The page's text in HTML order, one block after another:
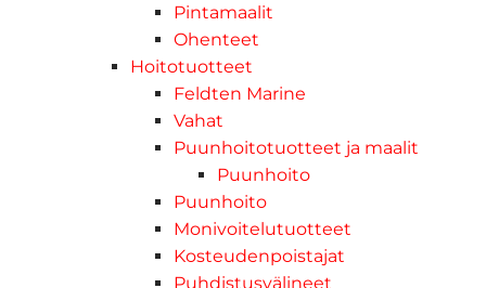
Pintamaalit
Ohenteet
Hoitotuotteet
Feldten Marine
Vahat
Puunhoitotuotteet ja maalit
Puunhoito
Puunhoito
Monivoitelutuotteet
Kosteudenpoistajat
Puhdistusvälineet